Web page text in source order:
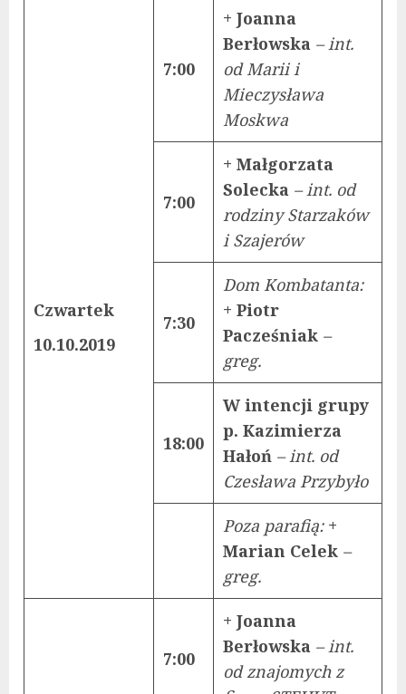
Czwartek
10.10.2019
7:00
+ Joanna
Berłowska – int.
od Marii i
Mieczysława
Moskwa
7:00
+ Małgorzata
Solecka – int. od
rodziny Starzaków
i Szajerów
7:30
Dom Kombatanta:
+ Piotr
Pacześniak –
greg.
18:00
W intencji grupy
p. Kazimierza
Hałoń – int. od
Czesława Przybyło
Poza parafią:+
Marian Celek –
greg.
7:00
+ Joanna
Berłowska – int.
od znajomych z